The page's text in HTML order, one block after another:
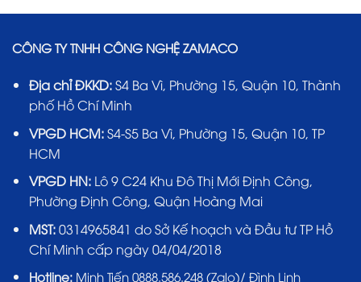
CÔNG TY TNHH CÔNG NGHỆ ZAMACO
Địa chỉ ĐKKD:S4 Ba Vì, Phường 15, Quận 10, Thành
phố Hồ Chí Minh
VPGD HCM:S4-S5 Ba Vì, Phường 15, Quận 10, TP
HCM
VPGD HN:Lô 9 C24 Khu Đô Thị Mới Định Công,
Phường Định Công, Quận Hoàng Mai
MST:0314965841 do Sở Kế hoạch và Đầu tư TP Hồ
Chí Minh cấp ngày 04/04/2018
Hotline: Minh Tiến 0888.586.248 (Zalo)/ Đình Linh